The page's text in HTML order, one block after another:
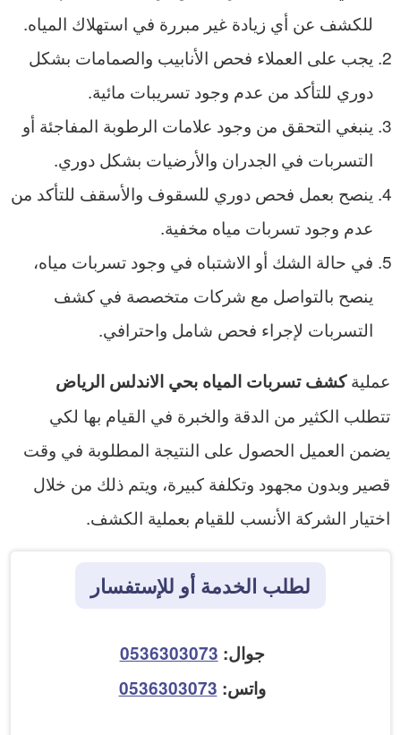
للكشف عن أي زيادة غير مبررة في استهلاك المياه.
يجب على العملاء فحص الأنابيب والصمامات بشكل
دوري للتأكد من عدم وجود تسريبات مائية.
ينبغي التحقق من وجود علامات الرطوبة المفاجئة أو
التسربات في الجدران والأرضيات بشكل دوري.
ينصح بعمل فحص دوري للسقوف والأسقف للتأكد من
عدم وجود تسربات مياه مخفية.
في حالة الشك أو الاشتباه في وجود تسربات مياه،
ينصح بالتواصل مع شركات متخصصة في كشف
التسربات لإجراء فحص شامل واحترافي.
عمليةكشف تسربات المياه بحي الاندلس الرياض
تتطلب الكثير من الدقة والخبرة في القيام بها لكي
يضمن العميل الحصول على النتيجة المطلوبة في وقت
قصير وبدون مجهود وتكلفة كبيرة، ويتم ذلك من خلال
اختيار الشركة الأنسب للقيام بعملية الكشف.
لطلب الخدمة أو للإستفسار
جوال: 0536303073
واتس: 0536303073